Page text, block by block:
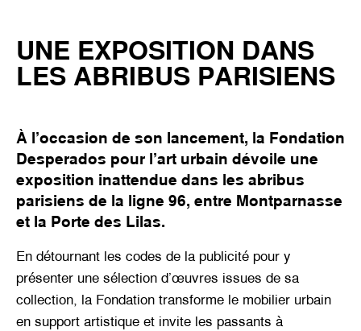
UNE EXPOSITION DANS
LES ABRIBUS PARISIENS
À l’occasion de son lancement, la Fondation
Desperados pour l’art urbain dévoile une
exposition inattendue dans les abribus
parisiens de la ligne 96, entre Montparnasse
et la Porte des Lilas.
En détournant les codes de la publicité pour y
présenter une sélection d’œuvres issues de sa
collection, la Fondation transforme le mobilier urbain
en support artistique et invite les passants à